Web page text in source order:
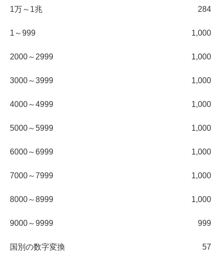
1万～1兆 284
1～999 1,000
2000～2999 1,000
3000～3999 1,000
4000～4999 1,000
5000～5999 1,000
6000～6999 1,000
7000～7999 1,000
8000～8999 1,000
9000～9999 999
国別の数字変換 57